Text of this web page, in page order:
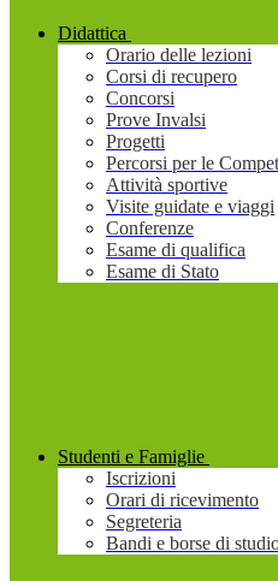
Didattica
Orario delle lezioni
Corsi di recupero
Concorsi
Prove Invalsi
Progetti
Percorsi per le
Attività sportive
Visite guidate e viaggi
Conferenze
Esame di qualifica
Esame di Stato
Studenti e Famiglie
Iscrizioni
Orari di ricevimento
Segreteria
Bandi e borse di